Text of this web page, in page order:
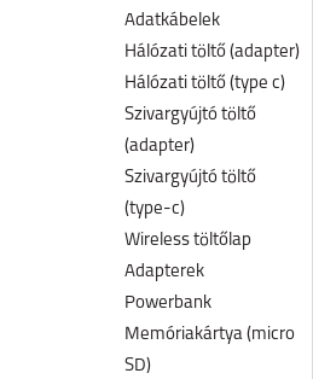
Adatkábelek
Hálózati töltő (adapter)
Hálózati töltő (type c)
Szivargyújtó töltő
(adapter)
Szivargyújtó töltő
(type-c)
Wireless töltőlap
Adapterek
Powerbank
Memóriakártya (micro
SD)